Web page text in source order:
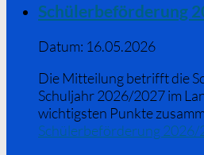
Schülerbeförderung
Datum: 16.05.2026
Die Mitteilung betrifft die
Schuljahr 2026/2027 im
wichtigsten Punkte
Schülerbeförderung 2026/